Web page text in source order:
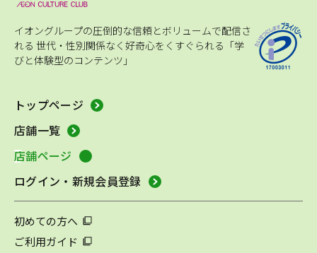
イオングループの圧倒的な信頼とボリュームで配信さ
れる 世代・性別関係なく好奇心をくすぐられる「学
びと体験型のコンテンツ」
トップページ
店舗一覧
店舗ページ
ログイン・新規会員登録
初めての方へ
ご利用ガイド